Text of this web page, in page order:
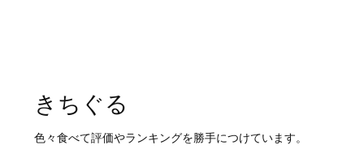
きちぐる
色々食べて評価やランキングを勝手につけています。